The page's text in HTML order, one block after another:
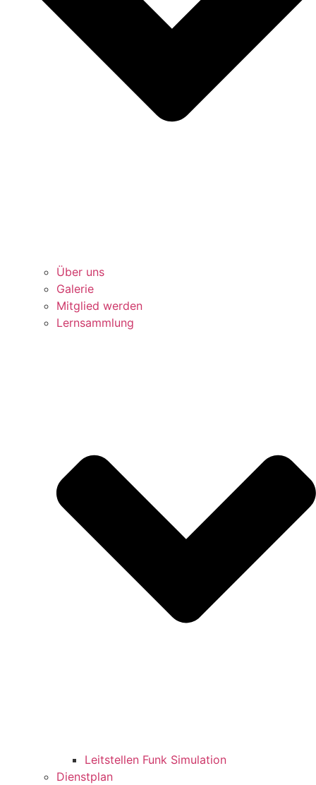
Über uns
Galerie
Mitglied werden
Lernsammlung
Leitstellen Funk Simulation
Dienstplan